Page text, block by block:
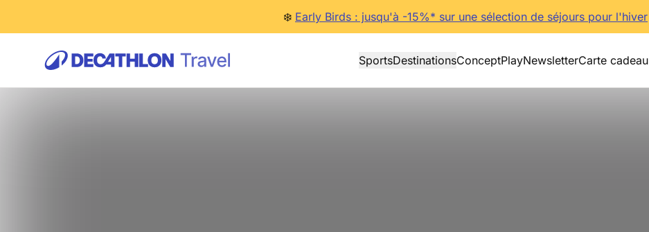
❄️ Early Birds : jusqu'à -15%* sur une sélection de séjours pour l'hiver
SportsDestinationsConceptPlayNewsletterCarte cadeau